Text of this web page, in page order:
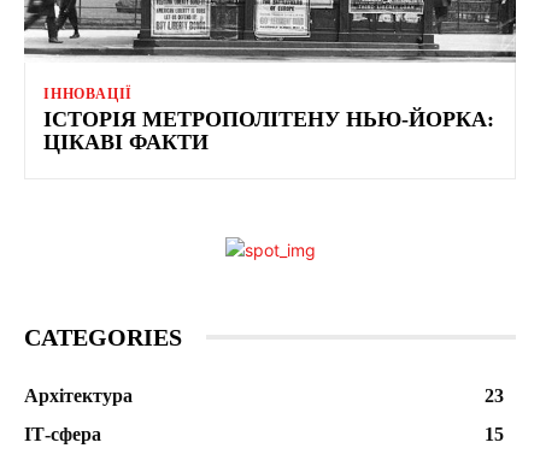
ІННОВАЦІЇ
ІСТОРІЯ МЕТРОПОЛІТЕНУ НЬЮ-ЙОРКА:
ЦІКАВІ ФАКТИ
CATEGORIES
Архітектура
23
ІТ-сфера
15